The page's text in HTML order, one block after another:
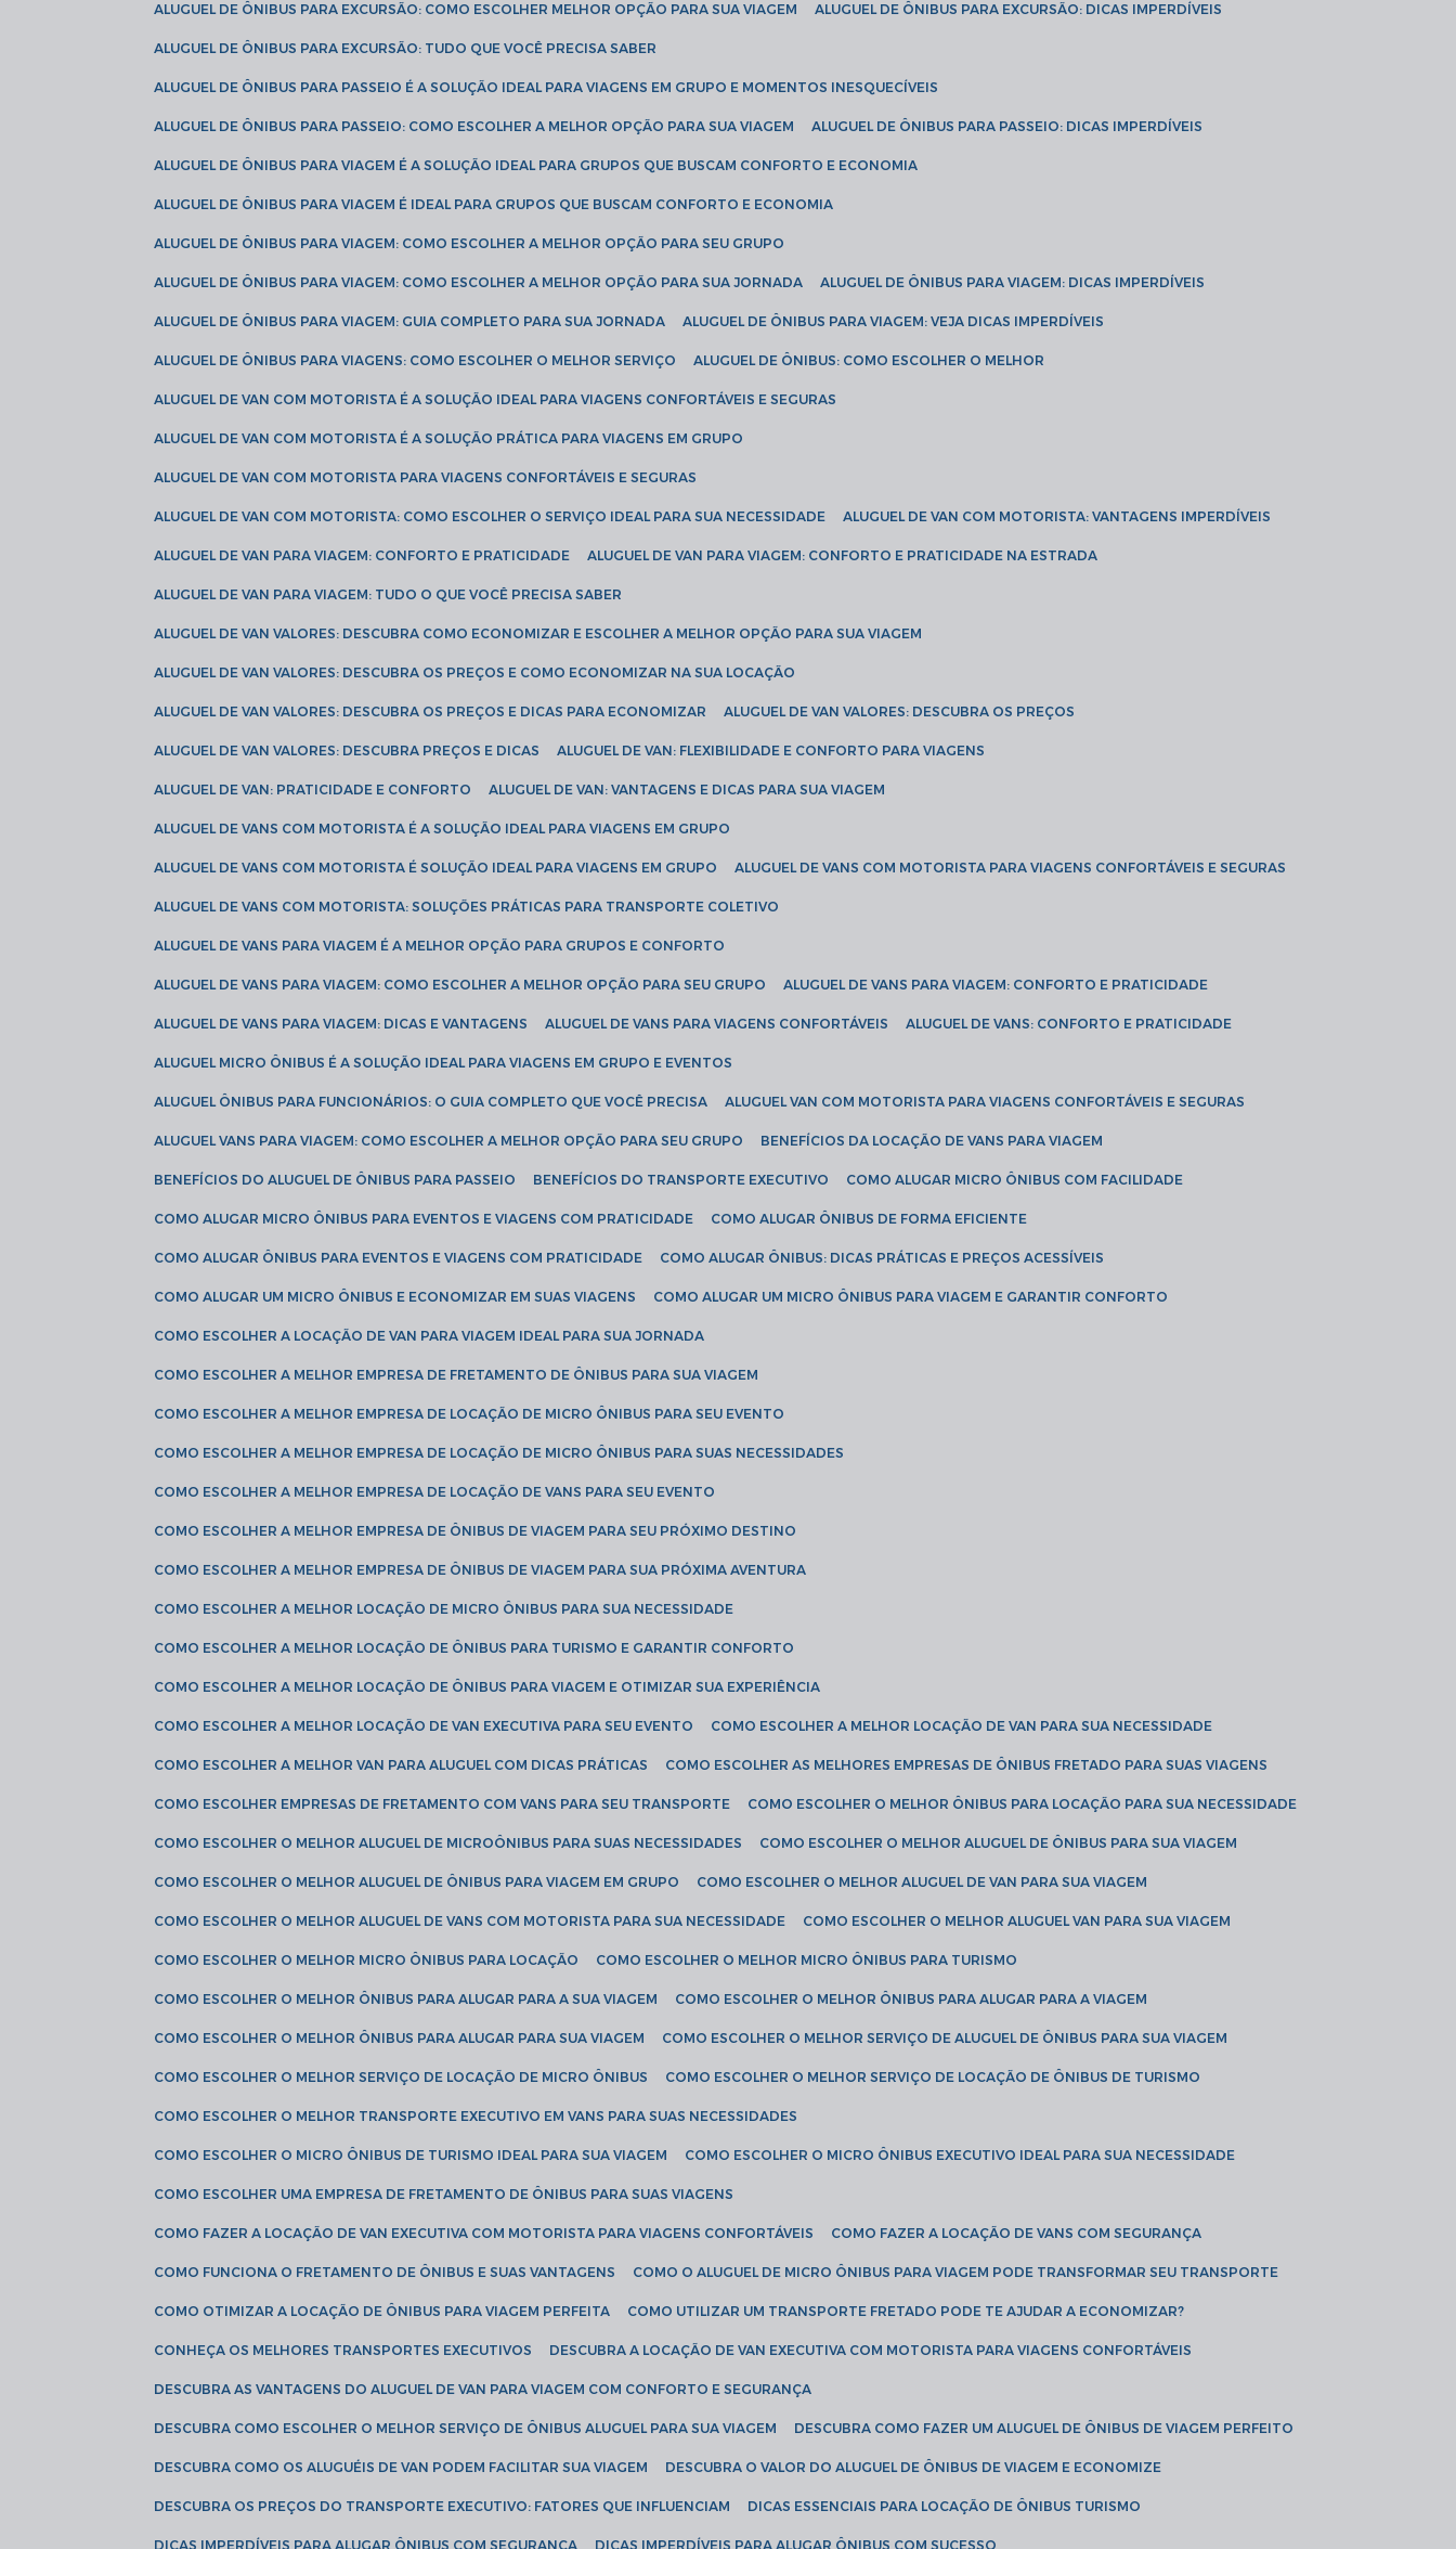
ALUGUEL DE ÔNIBUS PARA EXCURSÃO: COMO ESCOLHER MELHOR OPÇÃO PARA SUA VIAGEM ALUGUEL DE ÔNIBUS PARA EXCURSÃO: DICAS IMPERDÍVEIS
ALUGUEL DE ÔNIBUS PARA EXCURSÃO: TUDO QUE VOCÊ PRECISA SABER
ALUGUEL DE ÔNIBUS PARA PASSEIO É A SOLUÇÃO IDEAL PARA VIAGENS EM GRUPO E MOMENTOS INESQUECÍVEIS
ALUGUEL DE ÔNIBUS PARA PASSEIO: COMO ESCOLHER A MELHOR OPÇÃO PARA SUA VIAGEM ALUGUEL DE ÔNIBUS PARA PASSEIO: DICAS IMPERDÍVEIS
ALUGUEL DE ÔNIBUS PARA VIAGEM É A SOLUÇÃO IDEAL PARA GRUPOS QUE BUSCAM CONFORTO E ECONOMIA
ALUGUEL DE ÔNIBUS PARA VIAGEM É IDEAL PARA GRUPOS QUE BUSCAM CONFORTO E ECONOMIA
ALUGUEL DE ÔNIBUS PARA VIAGEM: COMO ESCOLHER A MELHOR OPÇÃO PARA SEU GRUPO
ALUGUEL DE ÔNIBUS PARA VIAGEM: COMO ESCOLHER A MELHOR OPÇÃO PARA SUA JORNADA ALUGUEL DE ÔNIBUS PARA VIAGEM: DICAS IMPERDÍVEIS
ALUGUEL DE ÔNIBUS PARA VIAGEM: GUIA COMPLETO PARA SUA JORNADA ALUGUEL DE ÔNIBUS PARA VIAGEM: VEJA DICAS IMPERDÍVEIS
ALUGUEL DE ÔNIBUS PARA VIAGENS: COMO ESCOLHER O MELHOR SERVIÇO ALUGUEL DE ÔNIBUS: COMO ESCOLHER O MELHOR
ALUGUEL DE VAN COM MOTORISTA É A SOLUÇÃO IDEAL PARA VIAGENS CONFORTÁVEIS E SEGURAS
ALUGUEL DE VAN COM MOTORISTA É A SOLUÇÃO PRÁTICA PARA VIAGENS EM GRUPO
ALUGUEL DE VAN COM MOTORISTA PARA VIAGENS CONFORTÁVEIS E SEGURAS
ALUGUEL DE VAN COM MOTORISTA: COMO ESCOLHER O SERVIÇO IDEAL PARA SUA NECESSIDADE ALUGUEL DE VAN COM MOTORISTA: VANTAGENS IMPERDÍVEIS
ALUGUEL DE VAN PARA VIAGEM: CONFORTO E PRATICIDADE ALUGUEL DE VAN PARA VIAGEM: CONFORTO E PRATICIDADE NA ESTRADA
ALUGUEL DE VAN PARA VIAGEM: TUDO O QUE VOCÊ PRECISA SABER
ALUGUEL DE VAN VALORES: DESCUBRA COMO ECONOMIZAR E ESCOLHER A MELHOR OPÇÃO PARA SUA VIAGEM
ALUGUEL DE VAN VALORES: DESCUBRA OS PREÇOS E COMO ECONOMIZAR NA SUA LOCAÇÃO
ALUGUEL DE VAN VALORES: DESCUBRA OS PREÇOS E DICAS PARA ECONOMIZAR ALUGUEL DE VAN VALORES: DESCUBRA OS PREÇOS
ALUGUEL DE VAN VALORES: DESCUBRA PREÇOS E DICAS ALUGUEL DE VAN: FLEXIBILIDADE E CONFORTO PARA VIAGENS
ALUGUEL DE VAN: PRATICIDADE E CONFORTO ALUGUEL DE VAN: VANTAGENS E DICAS PARA SUA VIAGEM
ALUGUEL DE VANS COM MOTORISTA É A SOLUÇÃO IDEAL PARA VIAGENS EM GRUPO
ALUGUEL DE VANS COM MOTORISTA É SOLUÇÃO IDEAL PARA VIAGENS EM GRUPO ALUGUEL DE VANS COM MOTORISTA PARA VIAGENS CONFORTÁVEIS E SEGURAS
ALUGUEL DE VANS COM MOTORISTA: SOLUÇÕES PRÁTICAS PARA TRANSPORTE COLETIVO
ALUGUEL DE VANS PARA VIAGEM É A MELHOR OPÇÃO PARA GRUPOS E CONFORTO
ALUGUEL DE VANS PARA VIAGEM: COMO ESCOLHER A MELHOR OPÇÃO PARA SEU GRUPO ALUGUEL DE VANS PARA VIAGEM: CONFORTO E PRATICIDADE
ALUGUEL DE VANS PARA VIAGEM: DICAS E VANTAGENS ALUGUEL DE VANS PARA VIAGENS CONFORTÁVEIS ALUGUEL DE VANS: CONFORTO E PRATICIDADE
ALUGUEL MICRO ÔNIBUS É A SOLUÇÃO IDEAL PARA VIAGENS EM GRUPO E EVENTOS
ALUGUEL ÔNIBUS PARA FUNCIONÁRIOS: O GUIA COMPLETO QUE VOCÊ PRECISA ALUGUEL VAN COM MOTORISTA PARA VIAGENS CONFORTÁVEIS E SEGURAS
ALUGUEL VANS PARA VIAGEM: COMO ESCOLHER A MELHOR OPÇÃO PARA SEU GRUPO BENEFÍCIOS DA LOCAÇÃO DE VANS PARA VIAGEM
BENEFÍCIOS DO ALUGUEL DE ÔNIBUS PARA PASSEIO BENEFÍCIOS DO TRANSPORTE EXECUTIVO COMO ALUGAR MICRO ÔNIBUS COM FACILIDADE
COMO ALUGAR MICRO ÔNIBUS PARA EVENTOS E VIAGENS COM PRATICIDADE COMO ALUGAR ÔNIBUS DE FORMA EFICIENTE
COMO ALUGAR ÔNIBUS PARA EVENTOS E VIAGENS COM PRATICIDADE COMO ALUGAR ÔNIBUS: DICAS PRÁTICAS E PREÇOS ACESSÍVEIS
COMO ALUGAR UM MICRO ÔNIBUS E ECONOMIZAR EM SUAS VIAGENS COMO ALUGAR UM MICRO ÔNIBUS PARA VIAGEM E GARANTIR CONFORTO
COMO ESCOLHER A LOCAÇÃO DE VAN PARA VIAGEM IDEAL PARA SUA JORNADA
COMO ESCOLHER A MELHOR EMPRESA DE FRETAMENTO DE ÔNIBUS PARA SUA VIAGEM
COMO ESCOLHER A MELHOR EMPRESA DE LOCAÇÃO DE MICRO ÔNIBUS PARA SEU EVENTO
COMO ESCOLHER A MELHOR EMPRESA DE LOCAÇÃO DE MICRO ÔNIBUS PARA SUAS NECESSIDADES
COMO ESCOLHER A MELHOR EMPRESA DE LOCAÇÃO DE VANS PARA SEU EVENTO
COMO ESCOLHER A MELHOR EMPRESA DE ÔNIBUS DE VIAGEM PARA SEU PRÓXIMO DESTINO
COMO ESCOLHER A MELHOR EMPRESA DE ÔNIBUS DE VIAGEM PARA SUA PRÓXIMA AVENTURA
COMO ESCOLHER A MELHOR LOCAÇÃO DE MICRO ÔNIBUS PARA SUA NECESSIDADE
COMO ESCOLHER A MELHOR LOCAÇÃO DE ÔNIBUS PARA TURISMO E GARANTIR CONFORTO
COMO ESCOLHER A MELHOR LOCAÇÃO DE ÔNIBUS PARA VIAGEM E OTIMIZAR SUA EXPERIÊNCIA
COMO ESCOLHER A MELHOR LOCAÇÃO DE VAN EXECUTIVA PARA SEU EVENTO COMO ESCOLHER A MELHOR LOCAÇÃO DE VAN PARA SUA NECESSIDADE
COMO ESCOLHER A MELHOR VAN PARA ALUGUEL COM DICAS PRÁTICAS COMO ESCOLHER AS MELHORES EMPRESAS DE ÔNIBUS FRETADO PARA SUAS VIAGENS
COMO ESCOLHER EMPRESAS DE FRETAMENTO COM VANS PARA SEU TRANSPORTE COMO ESCOLHER O MELHOR ÔNIBUS PARA LOCAÇÃO PARA SUA NECESSIDADE
COMO ESCOLHER O MELHOR ALUGUEL DE MICROÔNIBUS PARA SUAS NECESSIDADES COMO ESCOLHER O MELHOR ALUGUEL DE ÔNIBUS PARA SUA VIAGEM
COMO ESCOLHER O MELHOR ALUGUEL DE ÔNIBUS PARA VIAGEM EM GRUPO COMO ESCOLHER O MELHOR ALUGUEL DE VAN PARA SUA VIAGEM
COMO ESCOLHER O MELHOR ALUGUEL DE VANS COM MOTORISTA PARA SUA NECESSIDADE COMO ESCOLHER O MELHOR ALUGUEL VAN PARA SUA VIAGEM
COMO ESCOLHER O MELHOR MICRO ÔNIBUS PARA LOCAÇÃO COMO ESCOLHER O MELHOR MICRO ÔNIBUS PARA TURISMO
COMO ESCOLHER O MELHOR ÔNIBUS PARA ALUGAR PARA A SUA VIAGEM COMO ESCOLHER O MELHOR ÔNIBUS PARA ALUGAR PARA A VIAGEM
COMO ESCOLHER O MELHOR ÔNIBUS PARA ALUGAR PARA SUA VIAGEM COMO ESCOLHER O MELHOR SERVIÇO DE ALUGUEL DE ÔNIBUS PARA SUA VIAGEM
COMO ESCOLHER O MELHOR SERVIÇO DE LOCAÇÃO DE MICRO ÔNIBUS COMO ESCOLHER O MELHOR SERVIÇO DE LOCAÇÃO DE ÔNIBUS DE TURISMO
COMO ESCOLHER O MELHOR TRANSPORTE EXECUTIVO EM VANS PARA SUAS NECESSIDADES
COMO ESCOLHER O MICRO ÔNIBUS DE TURISMO IDEAL PARA SUA VIAGEM COMO ESCOLHER O MICRO ÔNIBUS EXECUTIVO IDEAL PARA SUA NECESSIDADE
COMO ESCOLHER UMA EMPRESA DE FRETAMENTO DE ÔNIBUS PARA SUAS VIAGENS
COMO FAZER A LOCAÇÃO DE VAN EXECUTIVA COM MOTORISTA PARA VIAGENS CONFORTÁVEIS COMO FAZER A LOCAÇÃO DE VANS COM SEGURANÇA
COMO FUNCIONA O FRETAMENTO DE ÔNIBUS E SUAS VANTAGENS COMO O ALUGUEL DE MICRO ÔNIBUS PARA VIAGEM PODE TRANSFORMAR SEU TRANSPORTE
COMO OTIMIZAR A LOCAÇÃO DE ÔNIBUS PARA VIAGEM PERFEITA COMO UTILIZAR UM TRANSPORTE FRETADO PODE TE AJUDAR A ECONOMIZAR?
CONHEÇA OS MELHORES TRANSPORTES EXECUTIVOS DESCUBRA A LOCAÇÃO DE VAN EXECUTIVA COM MOTORISTA PARA VIAGENS CONFORTÁVEIS
DESCUBRA AS VANTAGENS DO ALUGUEL DE VAN PARA VIAGEM COM CONFORTO E SEGURANÇA
DESCUBRA COMO ESCOLHER O MELHOR SERVIÇO DE ÔNIBUS ALUGUEL PARA SUA VIAGEM DESCUBRA COMO FAZER UM ALUGUEL DE ÔNIBUS DE VIAGEM PERFEITO
DESCUBRA COMO OS ALUGUÉIS DE VAN PODEM FACILITAR SUA VIAGEM DESCUBRA O VALOR DO ALUGUEL DE ÔNIBUS DE VIAGEM E ECONOMIZE
DESCUBRA OS PREÇOS DO TRANSPORTE EXECUTIVO: FATORES QUE INFLUENCIAM DICAS ESSENCIAIS PARA LOCAÇÃO DE ÔNIBUS TURISMO
DICAS IMPERDÍVEIS PARA ALUGAR ÔNIBUS COM SEGURANÇA DICAS IMPERDÍVEIS PARA ALUGAR ÔNIBUS COM SUCESSO